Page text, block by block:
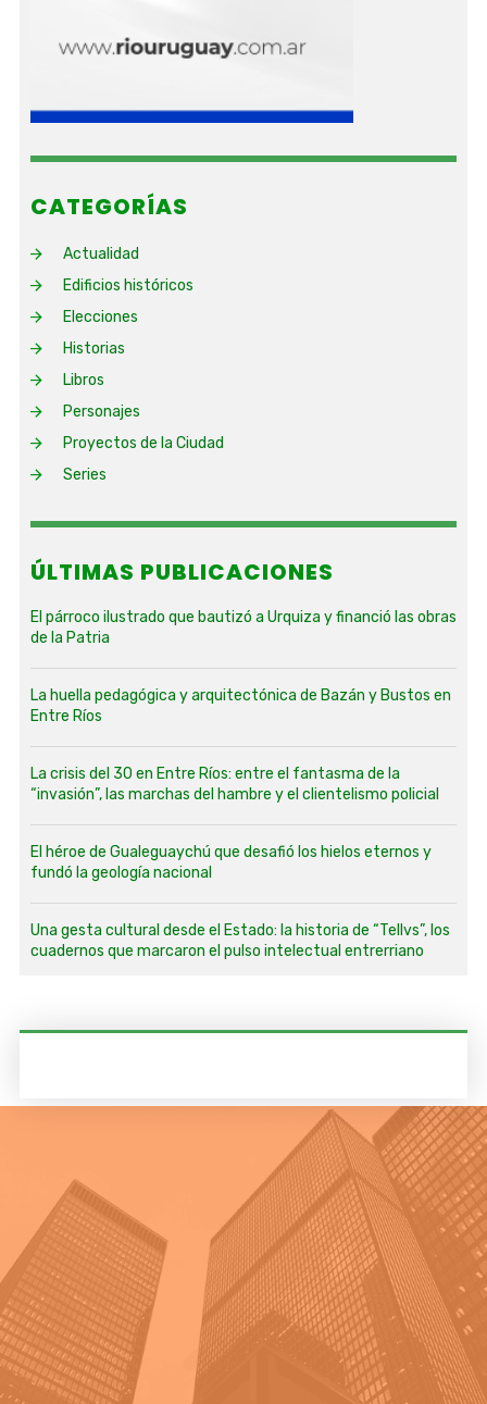
CATEGORÍAS
Actualidad
Edificios históricos
Elecciones
Historias
Libros
Personajes
Proyectos de la Ciudad
Series
ÚLTIMAS PUBLICACIONES
El párroco ilustrado que bautizó a Urquiza y financió las obras
de la Patria
La huella pedagógica y arquitectónica de Bazán y Bustos en
Entre Ríos
La crisis del 30 en Entre Ríos: entre el fantasma de la
“invasión”, las marchas del hambre y el clientelismo policial
El héroe de Gualeguaychú que desafió los hielos eternos y
fundó la geología nacional
Una gesta cultural desde el Estado: la historia de “Tellvs”, los
cuadernos que marcaron el pulso intelectual entrerriano